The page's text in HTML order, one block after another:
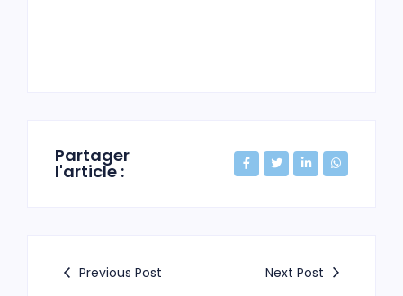
Partager
l'article :
Previous Post Next Post